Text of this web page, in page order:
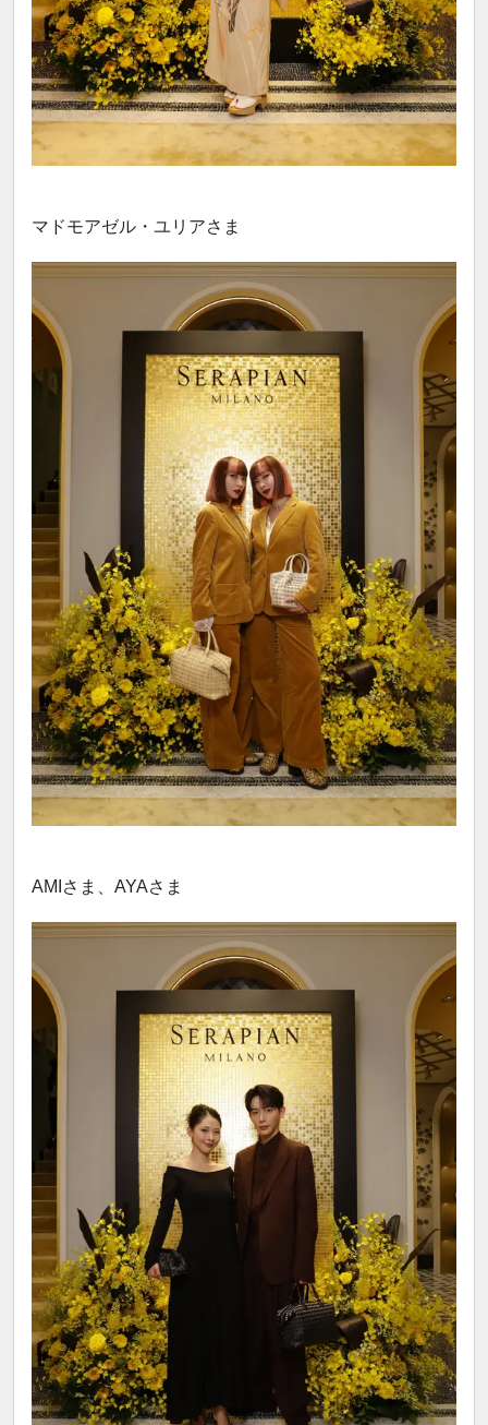
マドモアゼル・ユリアさま
AMIさま、AYAさま